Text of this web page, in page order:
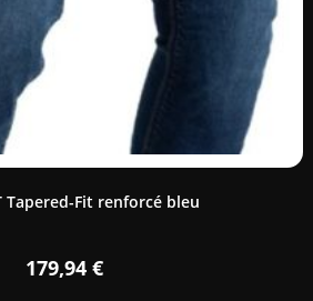
Tapered-Fit renforcé bleu
179,94 €